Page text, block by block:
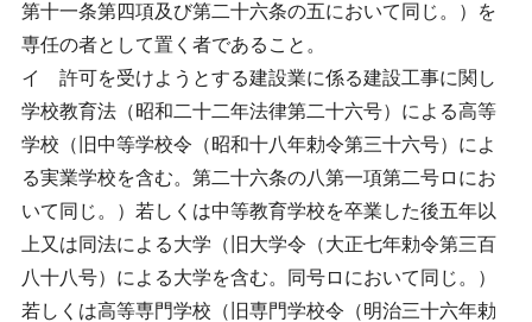
第十一条第四項及び第二十六条の五において同じ。）を
専任の者として置く者であること。
イ 許可を受けようとする建設業に係る建設工事に関し
学校教育法（昭和二十二年法律第二十六号）による高等
学校（旧中等学校令（昭和十八年勅令第三十六号）によ
る実業学校を含む。第二十六条の八第一項第二号ロにお
いて同じ。）若しくは中等教育学校を卒業した後五年以
上又は同法による大学（旧大学令（大正七年勅令第三百
八十八号）による大学を含む。同号ロにおいて同じ。）
若しくは高等専門学校（旧専門学校令（明治三十六年勅